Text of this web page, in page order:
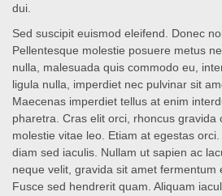
dui.
Sed suscipit euismod eleifend. Donec
Pellentesque molestie posuere metus
nulla, malesuada quis commodo eu,
ligula nulla, imperdiet nec pulvinar sit
Maecenas imperdiet tellus at enim
pharetra. Cras elit orci, rhoncus gravida
molestie vitae leo. Etiam at egestas
diam sed iaculis. Nullam ut sapien ac
neque velit, gravida sit amet fermentum
Fusce sed hendrerit quam. Aliquam